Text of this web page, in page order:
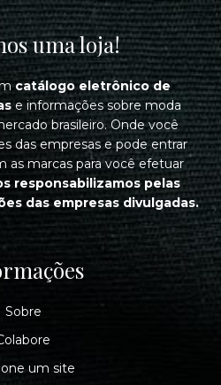
uma loja!
catálogo eletrônico de
e informações sobre moda
brasileiro. Onde você
das empresas e pode entrar
marcas para você efetuar
responsabilizamos pelas
das empresas divulgadas.
Sobre
um site